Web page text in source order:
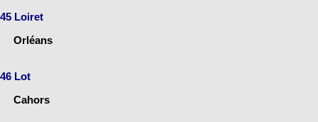
45 Loiret
Orléans
46 Lot
Cahors